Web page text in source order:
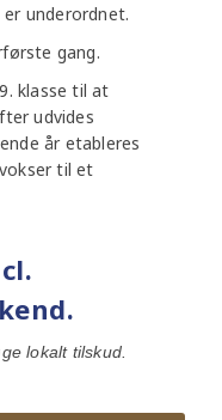
underordnet.
gang.
klasse til at
udvides
år etableres
til et
lokalt tilskud.